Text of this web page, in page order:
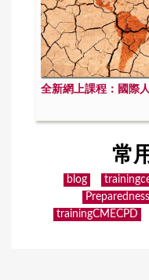
全新網上課程：國際
常
blog
Preparedness
trainingCMECPD